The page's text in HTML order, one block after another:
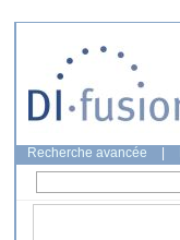
Recherche avancée